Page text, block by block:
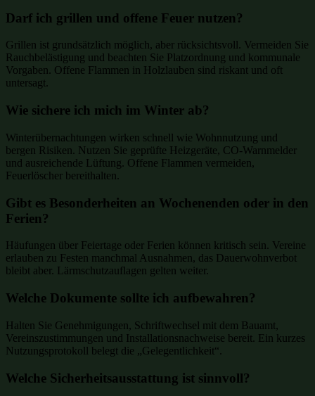
Darf ich grillen und offene Feuer nutzen?
Grillen ist grundsätzlich möglich, aber rücksichtsvoll. Vermeiden Sie
Rauchbelästigung und beachten Sie Platzordnung und kommunale
Vorgaben. Offene Flammen in Holzlauben sind riskant und oft
untersagt.
Wie sichere ich mich im Winter ab?
Winterübernachtungen wirken schnell wie Wohnnutzung und
bergen Risiken. Nutzen Sie geprüfte Heizgeräte, CO-Warnmelder
und ausreichende Lüftung. Offene Flammen vermeiden,
Feuerlöscher bereithalten.
Gibt es Besonderheiten an Wochenenden oder in den
Ferien?
Häufungen über Feiertage oder Ferien können kritisch sein. Vereine
erlauben zu Festen manchmal Ausnahmen, das Dauerwohnverbot
bleibt aber. Lärmschutzauflagen gelten weiter.
Welche Dokumente sollte ich aufbewahren?
Halten Sie Genehmigungen, Schriftwechsel mit dem Bauamt,
Vereinszustimmungen und Installationsnachweise bereit. Ein kurzes
Nutzungsprotokoll belegt die „Gelegentlichkeit“.
Welche Sicherheitsausstattung ist sinnvoll?